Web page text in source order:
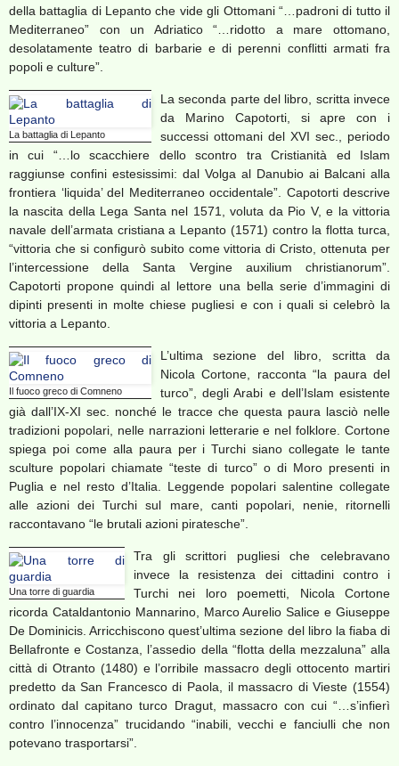
della battaglia di Lepanto che vide gli Ottomani “…padroni di tutto il
Mediterraneo” con un Adriatico “…ridotto a mare ottomano,
desolatamente teatro di barbarie e di perenni conflitti armati fra
popoli e culture”.
La battaglia di Lepanto
La seconda parte del libro, scritta invece
da Marino Capotorti, si apre con i
successi ottomani del XVI sec., periodo
in cui “…lo scacchiere dello scontro tra Cristianità ed Islam
raggiunse confini estesissimi: dal Volga al Danubio ai Balcani alla
frontiera ‘liquida’ del Mediterraneo occidentale”. Capotorti descrive
la nascita della Lega Santa nel 1571, voluta da Pio V, e la vittoria
navale dell’armata cristiana a Lepanto (1571) contro la flotta turca,
“vittoria che si configurò subito come vittoria di Cristo, ottenuta per
l’intercessione della Santa Vergine auxilium christianorum”.
Capotorti propone quindi al lettore una bella serie d’immagini di
dipinti presenti in molte chiese pugliesi e con i quali si celebrò la
vittoria a Lepanto.
Il fuoco greco di Comneno
L’ultima sezione del libro, scritta da
Nicola Cortone, racconta “la paura del
turco”, degli Arabi e dell’Islam esistente
già dall’IX-XI sec. nonché le tracce che questa paura lasciò nelle
tradizioni popolari, nelle narrazioni letterarie e nel folklore. Cortone
spiega poi come alla paura per i Turchi siano collegate le tante
sculture popolari chiamate “teste di turco” o di Moro presenti in
Puglia e nel resto d’Italia. Leggende popolari salentine collegate
alle azioni dei Turchi sul mare, canti popolari, nenie, ritornelli
raccontavano “le brutali azioni piratesche”.
Una torre di guardia
Tra gli scrittori pugliesi che celebravano
invece la resistenza dei cittadini contro i
Turchi nei loro poemetti, Nicola Cortone
ricorda Cataldantonio Mannarino, Marco Aurelio Salice e Giuseppe
De Dominicis. Arricchiscono quest’ultima sezione del libro la fiaba di
Bellafronte e Costanza, l’assedio della “flotta della mezzaluna” alla
città di Otranto (1480) e l’orribile massacro degli ottocento martiri
predetto da San Francesco di Paola, il massacro di Vieste (1554)
ordinato dal capitano turco Dragut, massacro con cui “…s’infierì
contro l’innocenza” trucidando “inabili, vecchi e fanciulli che non
potevano trasportarsi”.